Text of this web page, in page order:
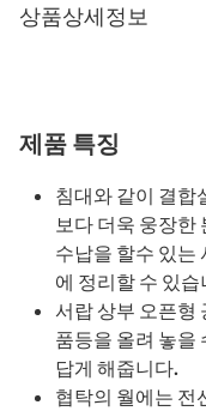
상품상세정보
제품 특징
침대와 같이 결합
보다 더욱 웅장한
수납을 할수 있는
에 정리할 수 있습
서랍 상부 오픈형
품등을 올려 놓을
답게 해줍니다.
협탁의 월에는 전